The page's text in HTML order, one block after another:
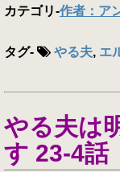
カテゴリ-作者：ア
タグ- やる夫, エ
やる夫は
す 23-4話